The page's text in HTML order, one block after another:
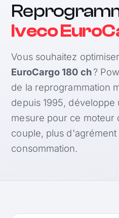
Iveco
Vous souhaitez
EuroCargo 180 ch?
de la reprogrammation
depuis 1995,
mesure pour ce moteur
couple, plus d'agrément
consommation.